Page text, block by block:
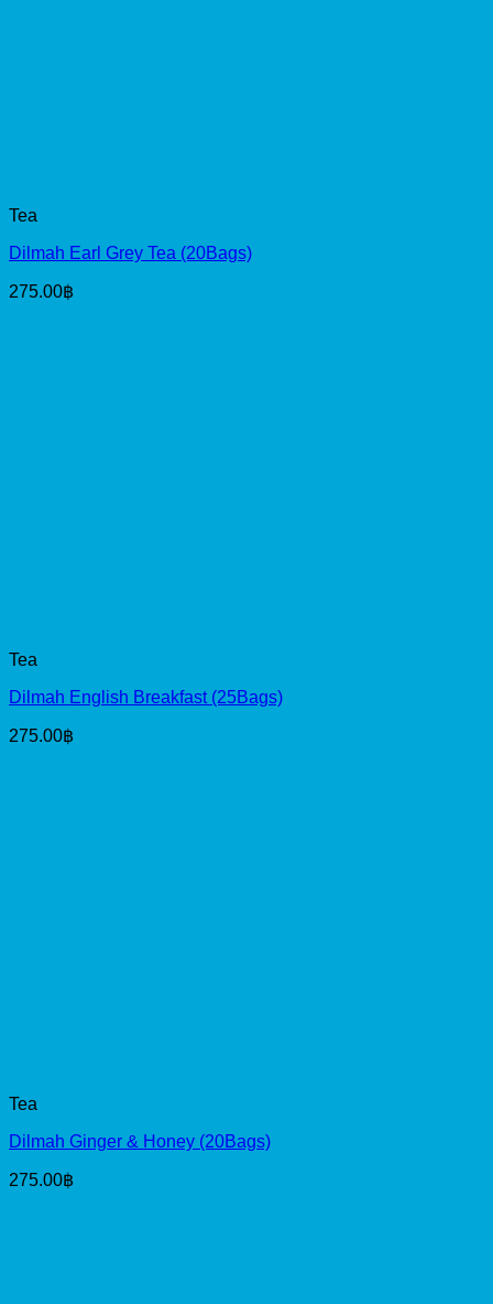
Tea
Dilmah Earl Grey Tea (20Bags)
275.00฿
Tea
Dilmah English Breakfast (25Bags)
275.00฿
Tea
Dilmah Ginger & Honey (20Bags)
275.00฿